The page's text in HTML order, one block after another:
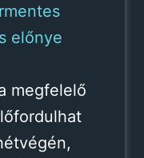
előnye
megfelelő